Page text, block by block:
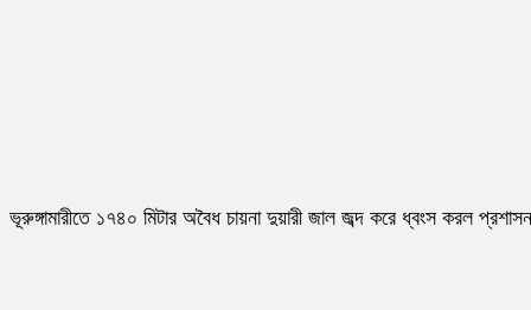
ভূরুঙ্গামারীতে ১৭৪০ মিটার অবৈধ চায়না দুয়ারী জাল জব্দ করে ধ্বংস করল প্রশাসন